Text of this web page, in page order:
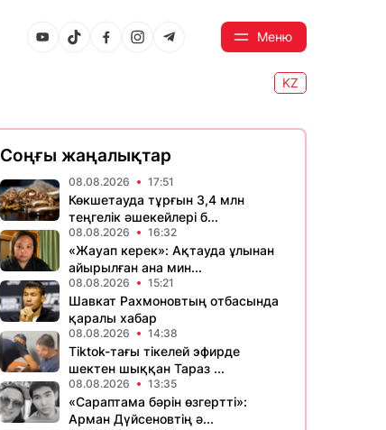
Меню
KZ
Соңғы жаңалықтар
08.08.2026 17:51
Көкшетауда тұрғын 3,4 млн
теңгелік әшекейлері б...
08.08.2026 16:32
«Жауап керек»: Ақтауда ұлынан
айырылған ана мин...
08.08.2026 15:21
Шавкат Рахмоновтың отбасында
қаралы хабар
08.08.2026 14:38
Tiktok-тағы тікелей эфирде
шектен шыққан Тараз ...
08.08.2026 13:35
«Сараптама бәрін өзгертті»:
Арман Дүйсеновтің ә...